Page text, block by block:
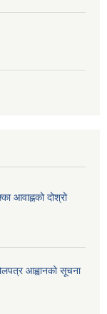
आवाह्नको दोश्रो
आह्वानको सूचना